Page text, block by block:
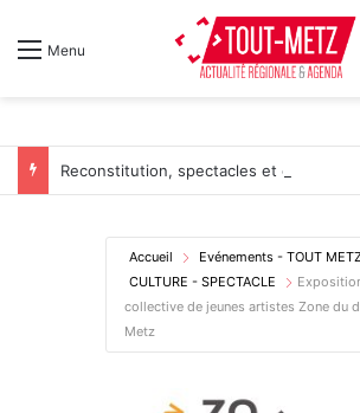
Menu
Accueil
Evénements - TOUT
CULTURE - SPECTACLE
collective de jeunes artistes Zone du
Metz